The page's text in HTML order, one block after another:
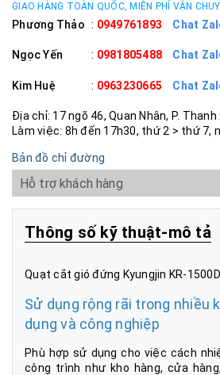
GIAO HÀNG TOÀN QUỐC, MIỄN PHÍ VẬN
Phương Thảo : 0949761893 Chat
Ngọc Yến : 0981805488 Chat
Kim Huệ : 0963230665 Chat
Địa chỉ: 17 ngõ 46, Quan Nhân, P. Thanh
Làm việc: 8h đến 17h30, thứ 2 > thứ 7,
Bản đồ chỉ đường
Hỗ trợ khách hàng
Thông số kỹ thuật-mô tả
Quạt cắt gió đứng Kyungjin KR-1500D
Sử dụng rộng rãi trong nhiều
dụng và công nghiệp
Phù hợp sử dụng cho việc cách
công trình như kho hàng, cửa